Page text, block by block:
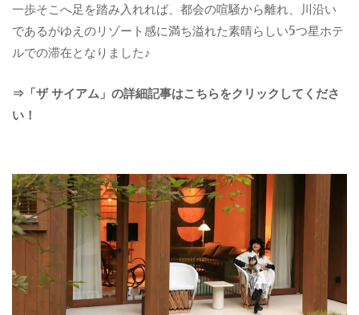
一歩そこへ足を踏み入れれば、都会の喧騒から離れ、川沿い
であるがゆえのリゾート感に満ち溢れた素晴らしい5つ星ホテ
ルでの滞在となりました♪
⇒「ザ サイアム」の詳細記事はこちらをクリックしてくださ
い！